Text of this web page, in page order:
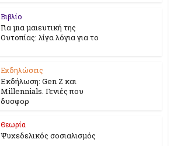
Βιβλίο
Για μια μαιευτική της
Ουτοπίας: λίγα λόγια για το
Εκδηλώσεις
Εκδήλωση: Gen Z και
Millennials. Γενιές που
δυσφορ
Θεωρία
Ψυχεδελικός σοσιαλισμός